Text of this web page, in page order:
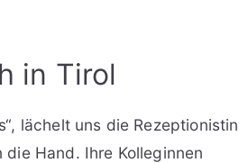
in Tirol
lächelt uns die Rezeptionistin
Hand. Ihre Kolleginnen